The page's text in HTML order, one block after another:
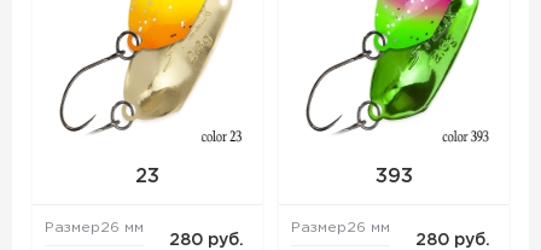
23
Размер26 мм
280 руб.
393
Размер26 мм
280 руб.